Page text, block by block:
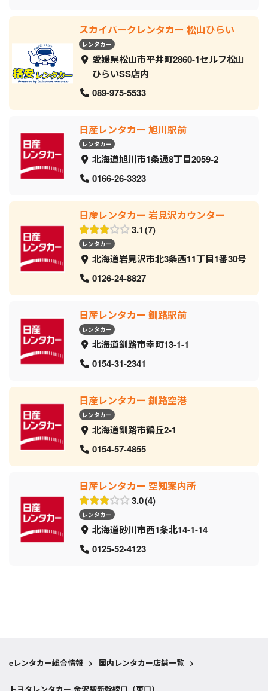
スカイパークレンタカー 松山ひらい
レンタカー
愛媛県松山市平井町2860-1セルフ松山
ひらいSS店内
089-975-5533
日産レンタカー 旭川駅前
レンタカー
北海道旭川市1条通8丁目2059‐2
0166-26-3323
日産レンタカー 岩見沢カウンター
3.1 7
レンタカー
北海道岩見沢市北3条西11丁目1番30号
0126-24-8827
日産レンタカー 釧路駅前
レンタカー
北海道釧路市幸町13-1-1
0154-31-2341
日産レンタカー 釧路空港
レンタカー
北海道釧路市鶴丘2-1
0154-57-4855
日産レンタカー 空知案内所
3.0 4
レンタカー
北海道砂川市西1条北14-1-14
0125-52-4123
eレンタカー総合情報 > 国内レンタカー店舗一覧 >